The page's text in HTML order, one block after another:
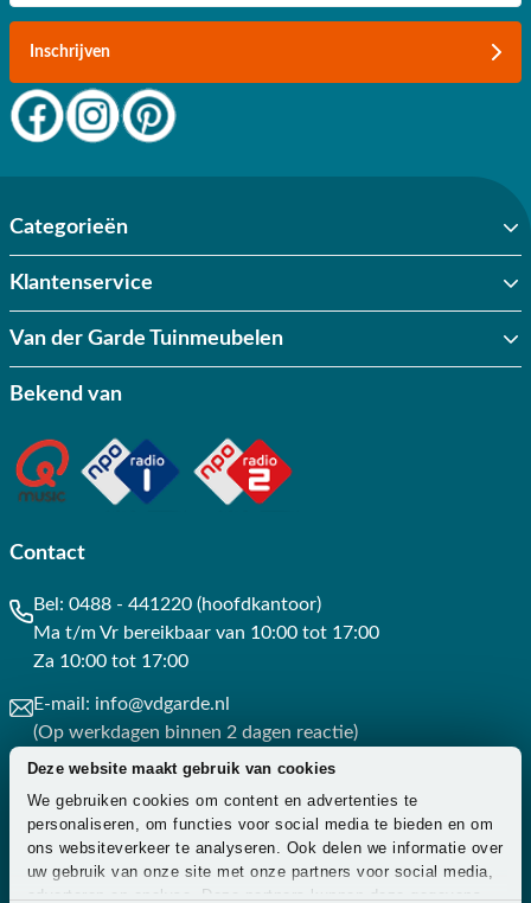
Deze website maakt gebruik van cookies
We gebruiken cookies om content en advertenties te
personaliseren, om functies voor social media te bieden en om
ons websiteverkeer te analyseren. Ook delen we informatie over
uw gebruik van onze site met onze partners voor social media,
adverteren en analyse. Deze partners kunnen deze gegevens
Inschrijven
Categorieën
Klantenservice
Van der Garde Tuinmeubelen
Bekend van
Contact
Bel: 0488 - 441220 (hoofdkantoor)
Ma t/m Vr bereikbaar van 10:00 tot 17:00
Za 10:00 tot 17:00
E-mail: info@vdgarde.nl
(Op werkdagen binnen 2 dagen reactie)
Whatsapp: 0488441220
(Op werkdagen binnen 3 uur reactie)